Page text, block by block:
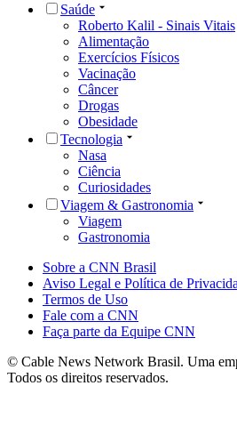
Saúde
Roberto Kalil - Sinais Vitais
Alimentação
Exercícios Físicos
Vacinação
Câncer
Drogas
Obesidade
Tecnologia
Nasa
Ciência
Curiosidades
Viagem & Gastronomia
Viagem
Gastronomia
Sobre a CNN Brasil
Aviso Legal e Política de
Termos de Uso
Fale com a CNN
Faça parte da Equipe CNN
© Cable News Network Brasil. Uma
Todos os direitos reservados.